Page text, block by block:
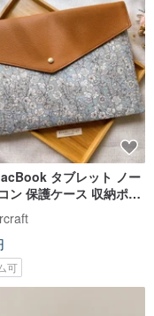
タブレット ノー
ン 保護ケース 収納ポー
トブルー 花柄
可